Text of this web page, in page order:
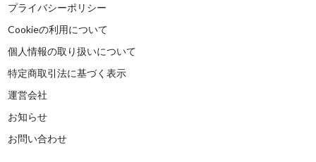
プライバシーポリシー
Cookieの利用について
個人情報の取り扱いについて
特定商取引法に基づく表示
運営会社
お知らせ
お問い合わせ